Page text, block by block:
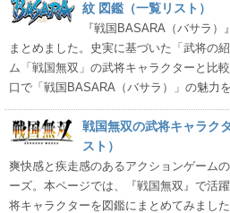
紋 図鑑（一覧リスト）
『戦国BASARA（バサラ
まとめました。史実に基づいた「武将の
ム「戦国無双」の武将キャラクターと比
口で「戦国BASARA（バサラ）」の魅力
戦国無双の武将キャラク
スト）
爽快感と疾走感のあるアクションゲーム
ーズ。本ページでは、『戦国無双』で活
将キャラクターを図鑑にまとめてみました